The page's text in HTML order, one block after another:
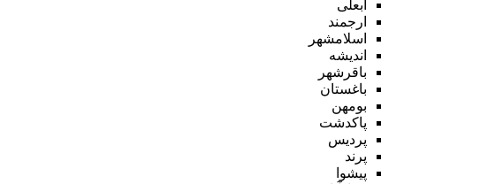
آبعلی
ارجمند
اسلامشهر
اندیشه
باقرشهر
باغستان
بومهن
پاکدشت
پردیس
پرند
پیشوا